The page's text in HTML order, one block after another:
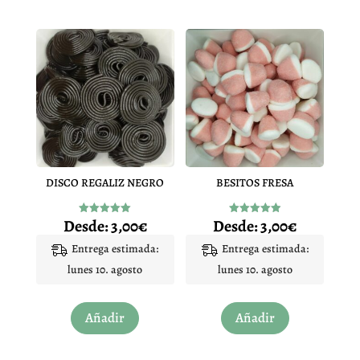
DISCO REGALIZ NEGRO
Valorado
con
de 5
Desde:3,00€
Entrega estimada:
lunes 10. agosto
Añadir
producto
BESITOS FRESA
Valorado
con
de 5
Desde:3,00€
Entrega estimada:
lunes 10. agosto
Añadir
producto